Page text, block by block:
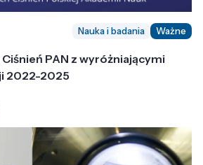
Nauka i badania Ważne
PAN z wyróżniającymi
2022-2025